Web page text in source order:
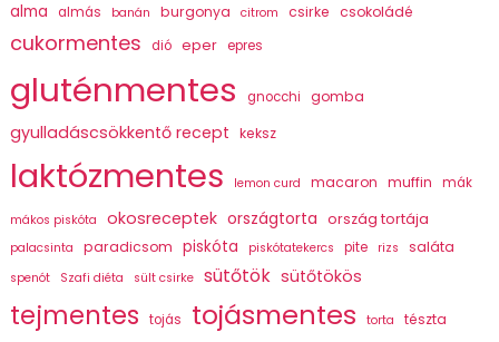
alma almás banán burgonya citrom csirke csokoládé
cukormentes dió eper epres
gluténmentes gnocchi gomba
gyulladáscsökkentő recept keksz
laktózmentes lemon curd macaron muffin mák
mákos piskóta okosreceptek országtorta ország tortája
palacsinta paradicsom piskóta piskótatekercs pite rizs saláta
spenót Szafi diéta sült csirke sütőtök sütőtökös
tejmentes tojás tojásmentes torta tészta